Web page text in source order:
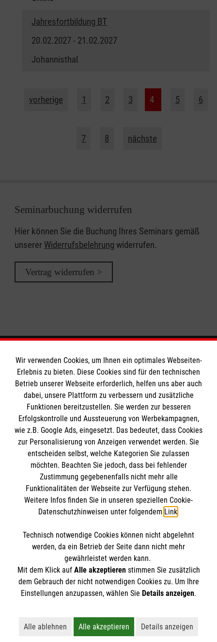
Jahresfortbildung BT
20.02.2027 - 21.02.2027
Johannisthal
vorherige 1 2 3 4 5 6
7 8 nächste
Seminarbuchung widerrufen
Hier können Sie die Buchung Ihres Seminars gemäß
unserer Widerrufsbelehrung widerrufen.
Vertrag widerrufen >
Informationen
Impressum
Datenschutz
Kontakt
Barrierefreiheit
Die Malteser
Malteser in Deutschland
Malteserorden
Sharepoint
Spendenkonto
Empfänger: Malteser Hilfsdienst e.V.
IBAN: DE95 3706 0120 1201 2005 19
BIC: GENODED1PA7
So finden Sie uns
Malteser Hilfsdienst e.V. / gemeinnützige GmbH
Regional- und Landesgeschäftsstelle
Telefon: 089 43608 0
Der Malteser Hilfsdienst e.V. ist als eingetragene
gemeinnützige Organisation von der Körperschaft- und
Wir verwenden Cookies, um Ihnen ein optimales Webseiten-
Erlebnis zu bieten. Diese Cookies sind für den technischen
Betrieb unserer Webseite erforderlich, helfen uns aber auch
dabei, unsere Plattform zu verbessern und zusätzliche
Funktionen bereitzustellen. Sie werden zur besseren
Erfolgskontrolle und Aussteuerung von Werbekampagnen,
wie z.B. Google Ads, eingesetzt. Das bedeutet, dass Cookies
zur Personalisierung von Anzeigen verwendet werden. Sie
entscheiden selbst, welche Kategorien Sie zulassen
möchten. Beachten Sie jedoch, dass bei fehlender
Zustimmung gegebenenfalls nicht mehr alle
Funktionalitäten der Webseite zur Verfügung stehen.
Weitere Infos finden Sie in unseren speziellen Cookie-
Datenschutzhinweisen unter folgendem Link.
Technisch notwendige Cookies können nicht abgelehnt
werden, da ein Betrieb der Seite dann nicht mehr
gewährleistet werden kann.
Mit dem Klick auf Alle akzeptierenstimmen Sie zusätzlich
dem Gebrauch der nicht notwendigen Cookies zu. Um Ihre
Einstellungen anzupassen, wählen Sie Details anzeigen.
Alle ablehnen
Lehnt alle nicht-essentiellen Cookies ab
Alle akzeptieren
Akzeptiert alle Cookies
Details anzeigen